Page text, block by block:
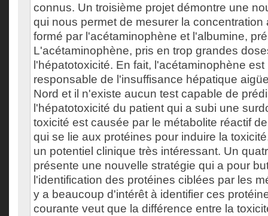
connus. Un troisième projet démontre une
qui nous permet de mesurer la concentration
formé par l'acétaminophène et l'albumine,
L'acétaminophène, pris en trop grandes
l'hépatotoxicité. En fait, l'acétaminophène est
responsable de l'insuffisance hépatique
Nord et il n'existe aucun test capable de
l'hépatotoxicité du patient qui a subi une
toxicité est causée par le métabolite réactif
qui se lie aux protéines pour induire la
un potentiel clinique très intéressant. Un
présente une nouvelle stratégie qui a pour
l'identification des protéines ciblées par les
y a beaucoup d'intérêt à identifier ces
courante veut que la différence entre la